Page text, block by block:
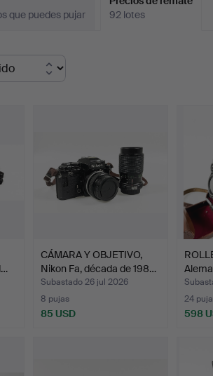
que puedes pujar
92 lotes
CÁMARA Y OBJETIVO,
Nikon Fa, década de 198…
Subastado 26 jul 2026
8 pujas
85 USD
24
598